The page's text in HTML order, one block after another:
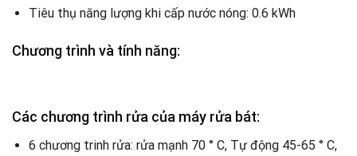
Tiêu thụ năng lượng khi cấp nước nóng: 0.6 kWh
Chương trình và tính năng:
Các chương trình rửa của máy rửa bát:
6 chương trinh rửa: rửa mạnh 70 ° C, Tự động 45-65 ° C,